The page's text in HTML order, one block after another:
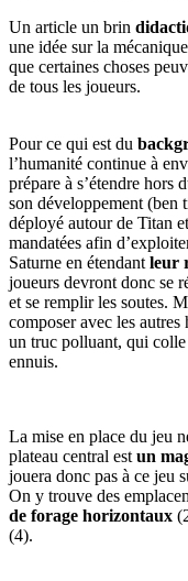
Un article un brin
une idée sur la
que certaines choses
de tous les joueurs.
Pour ce qui est du
l’humanité continue à
prépare à s’étendre hors
son développement (ben
déployé autour de Titan
mandatées afin
Saturne en étendant leur
joueurs devront donc se
et se remplir les soutes.
composer avec les
un truc polluant, qui colle
ennuis.
La mise en place du jeu
plateau central est un
jouera donc pas à ce jeu
On y trouve des
de forage horizontaux
(4).